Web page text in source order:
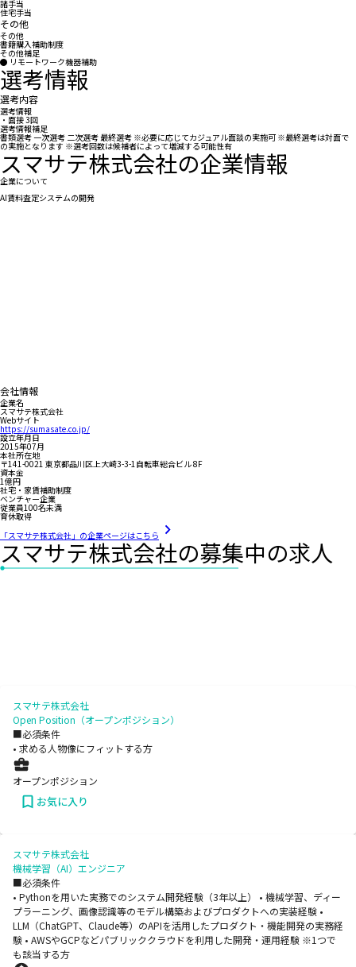
諸手当
住宅手当
その他
その他
書籍購入補助制度
その他補足
● リモートワーク機器補助
選考情報
選考内容
選考情報
・面接 3回
選考情報補足
書類選考 一次選考 二次選考 最終選考 ※必要に応じてカジュアル面談の実施可 ※最終選考は対面で
の実施となります ※選考回数は候補者によって増減する可能性有
スマサテ株式会社の企業情報
企業について
AI賃料査定システムの開発
会社情報
企業名
スマサテ株式会社
Webサイト
https://sumasate.co.jp/
設立年月日
2015年07月
本社所在地
〒141-0021 東京都品川区上大崎3-3-1自転車総合ビル 8F
資本金
1億円
社宅・家賃補助制度
ベンチャー企業
従業員100名未満
育休取得
「スマサテ株式会社」の企業ページはこちら
スマサテ株式会社の募集中の求人
スマサテ株式会社
Open Position（オープンポジション）
■必須条件
• 求める人物像にフィットする方
オープンポジション
お気に入り
スマサテ株式会社
機械学習（AI）エンジニア
■必須条件
• Pythonを用いた実務でのシステム開発経験（3年以上） • 機械学習、ディー
プラーニング、画像認識等のモデル構築およびプロダクトへの実装経験 •
LLM（ChatGPT、Claude等）のAPIを活用したプロダクト・機能開発の実務経
験 • AWSやGCPなどパブリッククラウドを利用した開発・運用経験 ※1つで
も該当する方